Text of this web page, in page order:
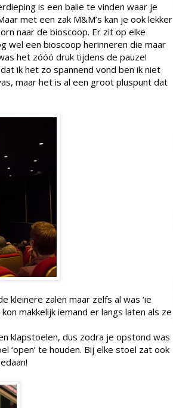
is een balie te vinden waar je
met een zak M&M’s kan je ook lekker
naar de bioscoop. Er zit op elke
wel een bioscoop herinneren die maar
het zóóó druk tijdens de pauze!
ik het zo spannend vond ben ik niet
maar het is al een groot pluspunt dat
kleinere zalen maar zelfs al was ‘ie
makkelijk iemand er langs laten als ze
klapstoelen, dus zodra je opstond was
te houden. Bij elke stoel zat ook